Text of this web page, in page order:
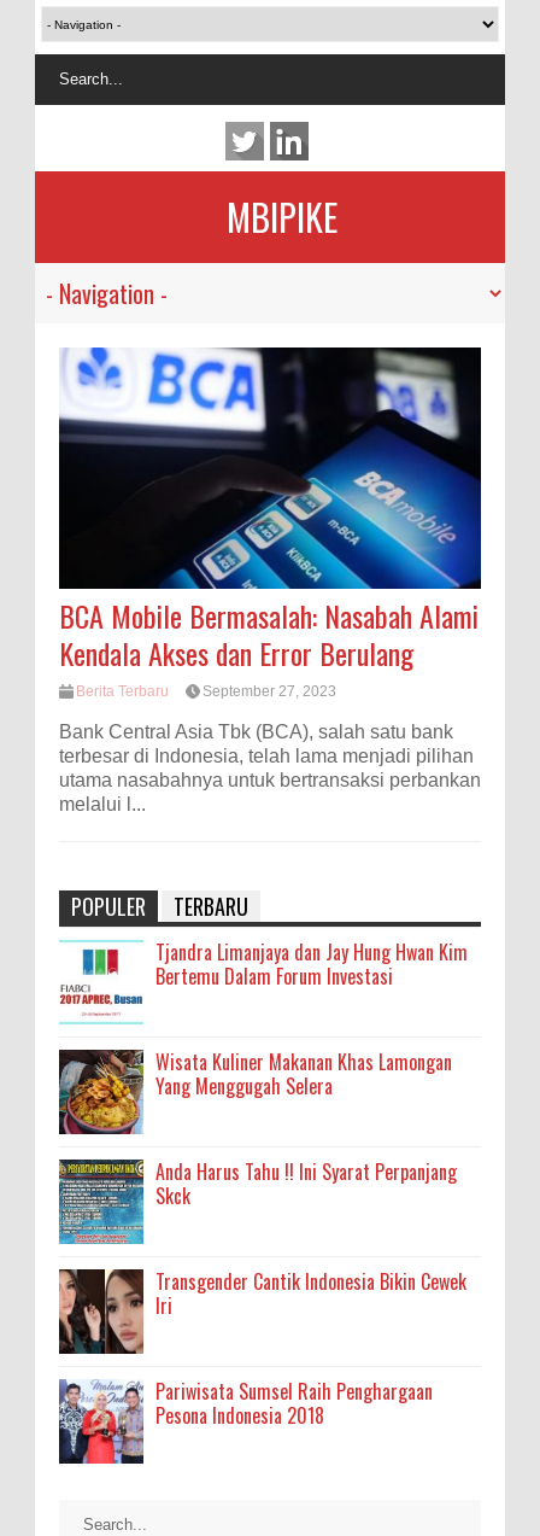
MBIPIKE
BCA Mobile Bermasalah: Nasabah Alami
Kendala Akses dan Error Berulang
Berita Terbaru September 27, 2023
Bank Central Asia Tbk (BCA), salah satu bank
terbesar di Indonesia, telah lama menjadi pilihan
utama nasabahnya untuk bertransaksi perbankan
melalui l...
POPULER TERBARU
Tjandra Limanjaya dan Jay Hung Hwan Kim
Bertemu Dalam Forum Investasi
Wisata Kuliner Makanan Khas Lamongan
Yang Menggugah Selera
Anda Harus Tahu !! Ini Syarat Perpanjang
Skck
Transgender Cantik Indonesia Bikin Cewek
Iri
Pariwisata Sumsel Raih Penghargaan
Pesona Indonesia 2018